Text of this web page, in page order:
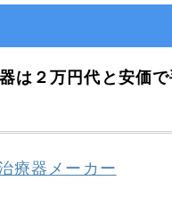
は２万円代と安価
療器メーカー